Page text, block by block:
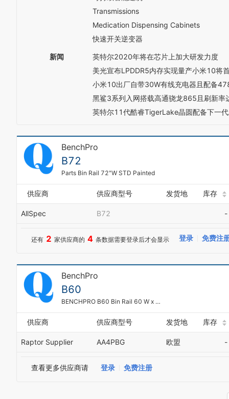
Transmissions
Medication Dispensing Cabinets
快速开关逆变器
新闻
英特尔2020年将在芯片上加大研发力度
美光宣布LPDDR5内存实现量产小米10将
小米10出厂自带30W有线充电器且配备
黑鲨3系列入网搭载高通骁龙865且刷新率
英特尔11代酷睿TigerLake晶圆配备下一
BenchPro
B72
Parts Bin Rail 72"W STD Painted
供应商 供应商型号 发货地 库存
AllSpec B72 -
还有 2 家供应商的 4 条数据需要登录后才会显示 登录 免费注
BenchPro
B60
BENCHPRO B60 Bin Rail 60 W x 1/1/2002 D x 4 H Black
供应商 供应商型号 发货地 库存
Raptor Supplier AA4PBG 欧盟 -
查看更多供应商请 登录 免费注册